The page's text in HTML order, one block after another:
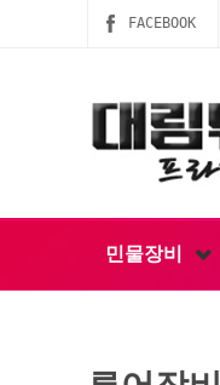
FACEBOOK
민물장비